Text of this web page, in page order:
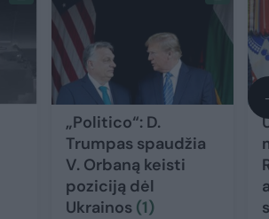
„Politico“: D.
Trumpas spaudžia
V. Orbaną keisti
poziciją dėl
Ukrainos (1)